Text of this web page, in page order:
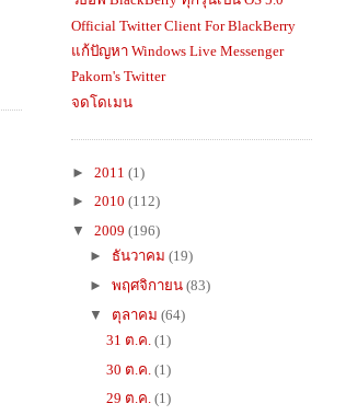
Official Twitter Client For BlackBerry
แก้ปัญหา Windows Live Messenger
Pakorn's Twitter
จดโดเมน
► 2011 (1)
► 2010 (112)
▼ 2009 (196)
► ธันวาคม (19)
► พฤศจิกายน (83)
▼ ตุลาคม (64)
31 ต.ค. (1)
30 ต.ค. (1)
29 ต.ค. (1)